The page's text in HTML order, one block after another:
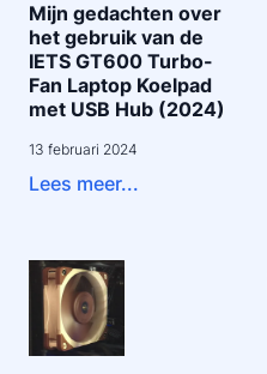
Mijn gedachten over
het gebruik van de
IETS GT600 Turbo-
Fan Laptop Koelpad
met USB Hub (2024)
13 februari 2024
Lees meer...